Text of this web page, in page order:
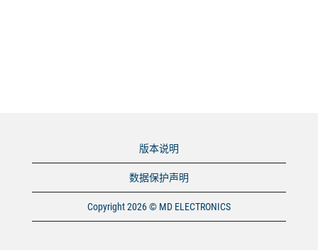
版本说明
数据保护声明
Copyright 2026 © MD ELECTRONICS